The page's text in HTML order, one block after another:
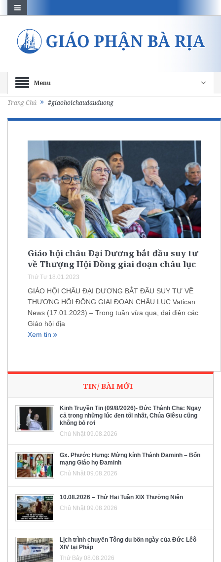
Menu
Trang Chủ #giaohoichaudauduong
Giáo hội châu Đại Dương bắt đầu suy tư
về Thượng Hội Đồng giai đoạn châu lục
Thứ Tư 18.01.2023
GIÁO HỘI CHÂU ĐẠI DƯƠNG BẮT ĐẦU SUY TƯ VỀ
THƯỢNG HỘI ĐỒNG GIAI ĐOẠN CHÂU LỤC Vatican
News (17.01.2023) – Trong tuần vừa qua, đại diện các
Giáo hội địa
Xem tin
TIN/ BÀI MỚI
Kinh Truyền Tin (09/8/2026)- Đức Thánh Cha: Ngay
cả trong những lúc đen tối nhất, Chúa Giêsu cũng
không bỏ rơi
Chủ Nhật 09.08.2026
Gx. Phước Hưng: Mừng kính Thánh Đaminh – Bổn
mạng Giáo họ Đaminh
Chủ Nhật 09.08.2026
10.08.2026 – Thứ Hai Tuần XIX Thường Niên
Chủ Nhật 09.08.2026
Lịch trình chuyến Tông du bốn ngày của Đức Lêô
XIV tại Pháp
Thứ Bảy 08.08.2026